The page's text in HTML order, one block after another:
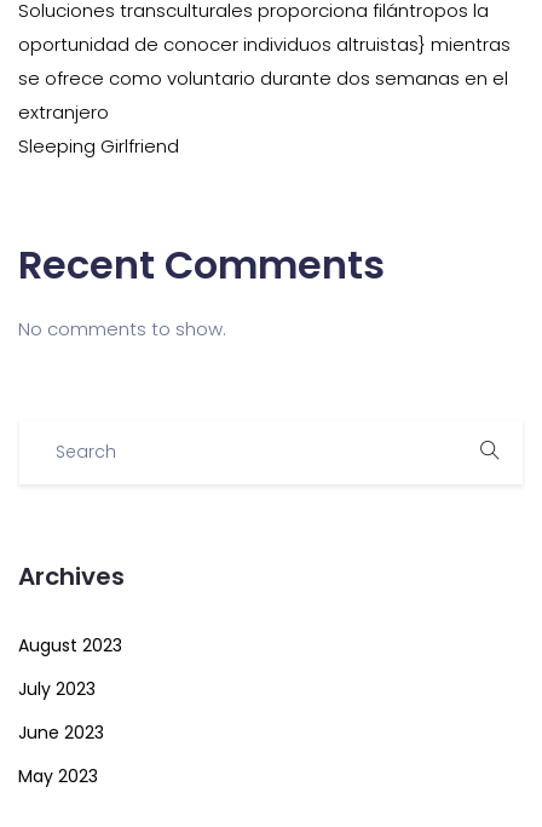
Soluciones transculturales proporciona filántropos la
oportunidad de conocer individuos altruistas} mientras
se ofrece como voluntario durante dos semanas en el
extranjero
Sleeping Girlfriend
Recent Comments
No comments to show.
Archives
August 2023
July 2023
June 2023
May 2023